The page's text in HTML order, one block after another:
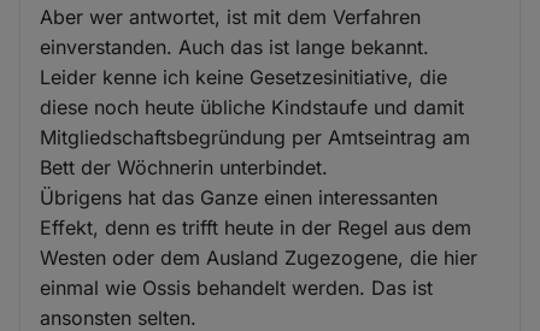
Aber wer antwortet, ist mit dem Verfahren
einverstanden. Auch das ist lange bekannt.
Leider kenne ich keine Gesetzesinitiative, die
diese noch heute übliche Kindstaufe und damit
Mitgliedschaftsbegründung per Amtseintrag am
Bett der Wöchnerin unterbindet.
Übrigens hat das Ganze einen interessanten
Effekt, denn es trifft heute in der Regel aus dem
Westen oder dem Ausland Zugezogene, die hier
einmal wie Ossis behandelt werden. Das ist
ansonsten selten.